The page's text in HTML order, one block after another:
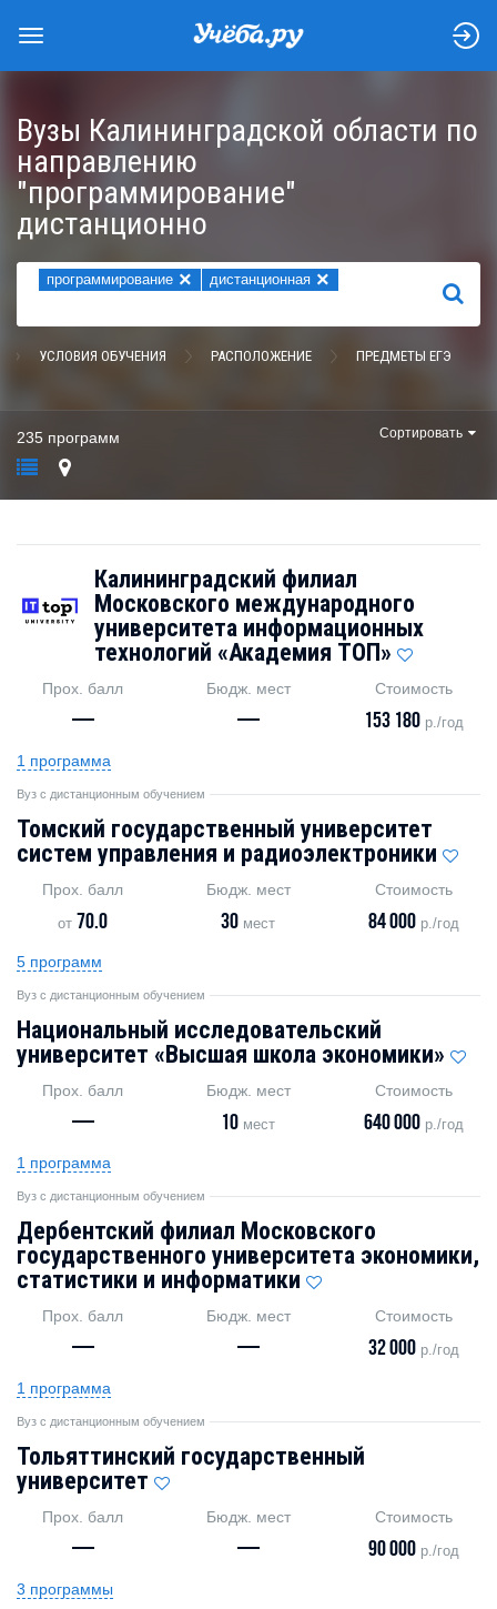
Вузы Калининградской области по
направлению
"программирование"
дистанционно
программирование × дистанционная ×
НАЙТИ
УСЛОВИЯ ОБУЧЕНИЯ РАСПОЛОЖЕНИЕ ПРЕДМЕТЫ ЕГЭ
235 программ Сортировать
Калининградский филиал
Московского международного
университета информационных
технологий «Академия TOП»
Прох. балл
—
Бюдж. мест
—
Стоимость
153 180 р./год
1 программа
Вуз с дистанционным обучением
Томский государственный университет
систем управления и радиоэлектроники
Прох. балл
от 70.0
Бюдж. мест
30 мест
Стоимость
84 000 р./год
5 программ
Вуз с дистанционным обучением
Национальный исследовательский
университет «Высшая школа экономики»
Прох. балл
—
Бюдж. мест
10 мест
Стоимость
640 000 р./год
1 программа
Вуз с дистанционным обучением
Дербентский филиал Московского
государственного университета экономики,
статистики и информатики
Прох. балл
—
Бюдж. мест
—
Стоимость
32 000 р./год
1 программа
Вуз с дистанционным обучением
Тольяттинский государственный
университет
Прох. балл
—
Бюдж. мест
—
Стоимость
90 000 р./год
3 программы